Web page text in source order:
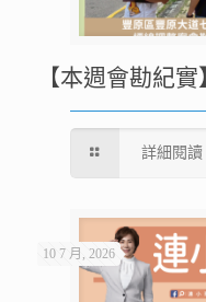
【本週會勘紀實
詳細閱讀
10 7 月, 2026